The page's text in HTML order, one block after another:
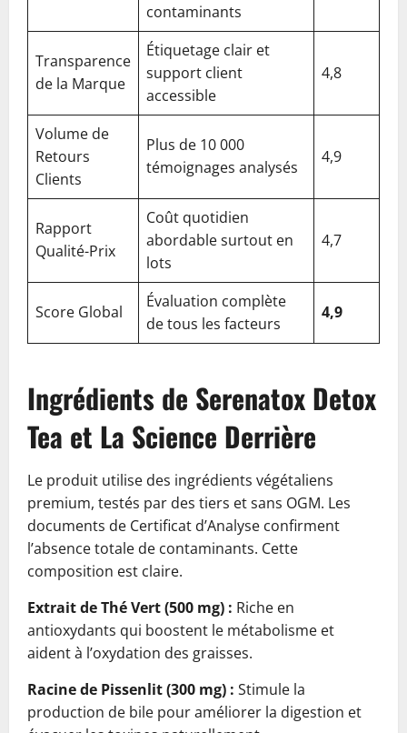
contaminants
Transparence
de la Marque
Étiquetage clair et
support client
accessible
4,8
Volume de
Retours
Clients
Plus de 10 000
témoignages analysés
4,9
Rapport
Qualité-Prix
Coût quotidien
abordable surtout en
lots
4,7
Score Global
Évaluation complète
de tous les facteurs
4,9
Ingrédients de Serenatox Detox
Tea et La Science Derrière
Le produit utilise des ingrédients végétaliens
premium, testés par des tiers et sans OGM. Les
documents de Certificat d’Analyse confirment
l’absence totale de contaminants. Cette
composition est claire.
Extrait de Thé Vert (500 mg) : Riche en
antioxydants qui boostent le métabolisme et
aident à l’oxydation des graisses.
Racine de Pissenlit (300 mg) : Stimule la
production de bile pour améliorer la digestion et